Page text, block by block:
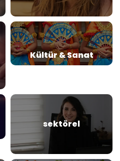
Kültür & Sanat
sektörel